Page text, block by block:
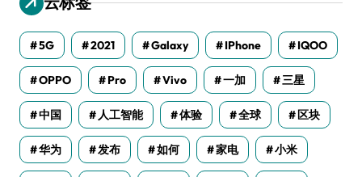
5G 2021 Galaxy IPhone IQOO
OPPO Pro Vivo 一加 三星
中国 人工智能 体验 全球 区块
华为 发布 如何 家电 小米